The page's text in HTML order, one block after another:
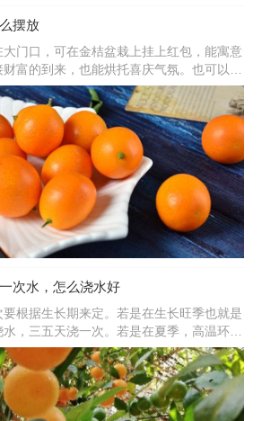
摆放
门口，可在金桔盆栽上挂上红包，能寓意
富的到来，也能烘托喜庆气氛。也可以放
，寓意着大吉大利，吉祥如意。还可以放
利于长势。或者是放在客厅的位置，可以摆
。
次水，怎么浇水好
根据生长期来定。若是在生长旺季也就是
，三五天浇一次。若是在夏季，高温环境
勤补水，每天浇两次，早晚各一次。若是
要减少浇水，最好让土壤微干些，水分太